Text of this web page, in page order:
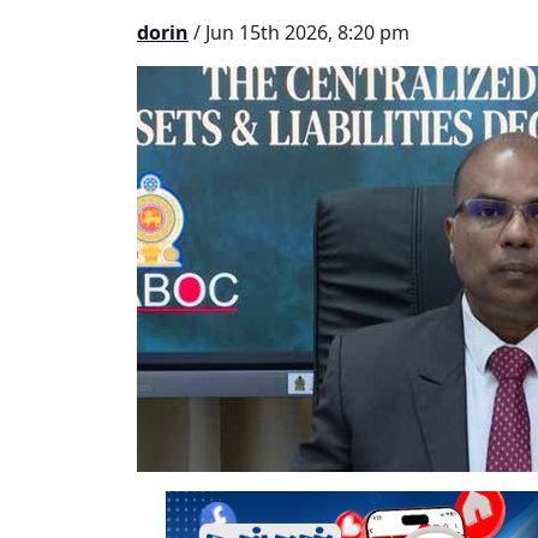
dorin / Jun 15th 2026, 8:20 pm